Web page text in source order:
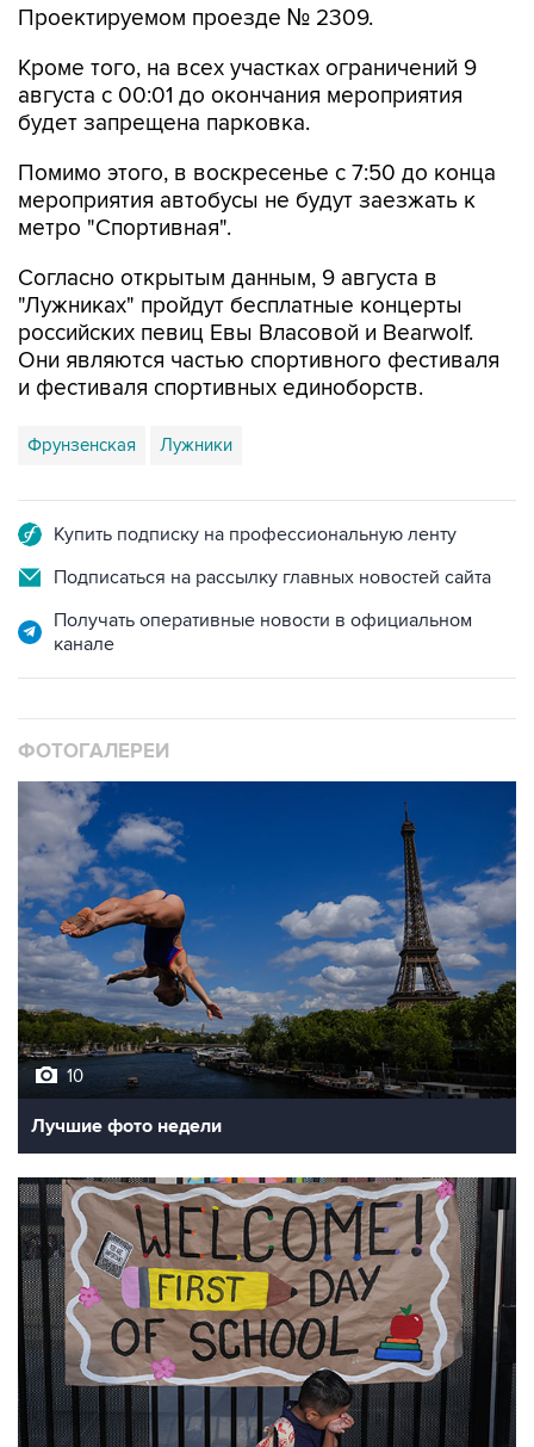
Проектируемом проезде № 2309.
Кроме того, на всех участках ограничений 9
августа с 00:01 до окончания мероприятия
будет запрещена парковка.
Помимо этого, в воскресенье с 7:50 до конца
мероприятия автобусы не будут заезжать к
метро "Спортивная".
Согласно открытым данным, 9 августа в
"Лужниках" пройдут бесплатные концерты
российских певиц Евы Власовой и Bearwolf.
Они являются частью спортивного фестиваля
и фестиваля спортивных единоборств.
Фрунзенская Лужники
Купить подписку на профессиональную ленту
Подписаться на рассылку главных новостей сайта
Получать оперативные новости в официальном
канале
ФОТОГАЛЕРЕИ
10
Лучшие фото недели